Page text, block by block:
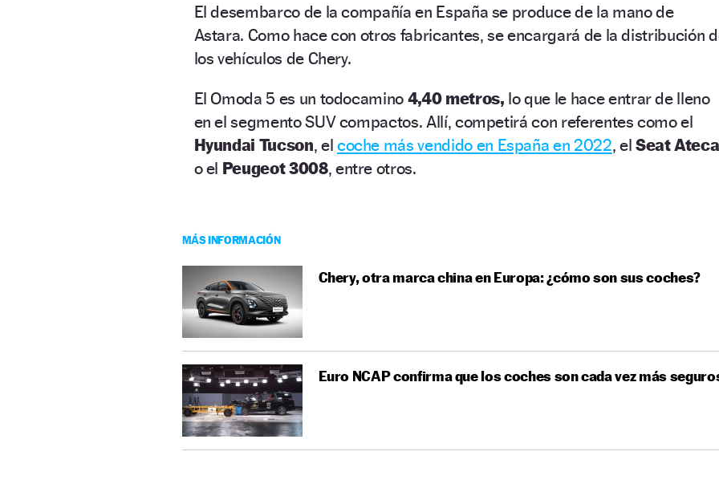
El desembarco de la compañía en España se produce de la mano de
Astara. Como hace con otros fabricantes, se encargará de la distribución
los vehículos de Chery.
El Omoda 5 es un todocamino 4,40 metros, lo que le hace entrar de lleno
en el segmento SUV compactos. Allí, competirá con referentes como el
Hyundai Tucson, el coche más vendido en España en 2022, el Seat Ateca
o el Peugeot 3008, entre otros.
MÁS INFORMACIÓN
Chery, otra marca china en Europa: ¿cómo son sus coches?
Euro NCAP confirma que los coches son cada vez más